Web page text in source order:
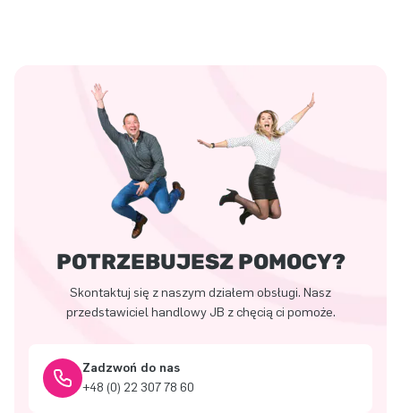
POTRZEBUJESZ POMOCY?
Skontaktuj się z naszym działem obsługi. Nasz
przedstawiciel handlowy JB z chęcią ci pomoże.
Zadzwoń do nas
+48 (0) 22 307 78 60